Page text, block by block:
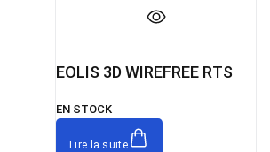
EOLIS 3D WIREFREE RTS
EN STOCK
Lire la suite